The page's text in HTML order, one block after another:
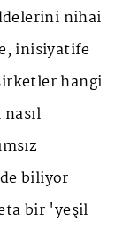
nihai
inisiyatife
hangi
biliyor
bir 'yeşil